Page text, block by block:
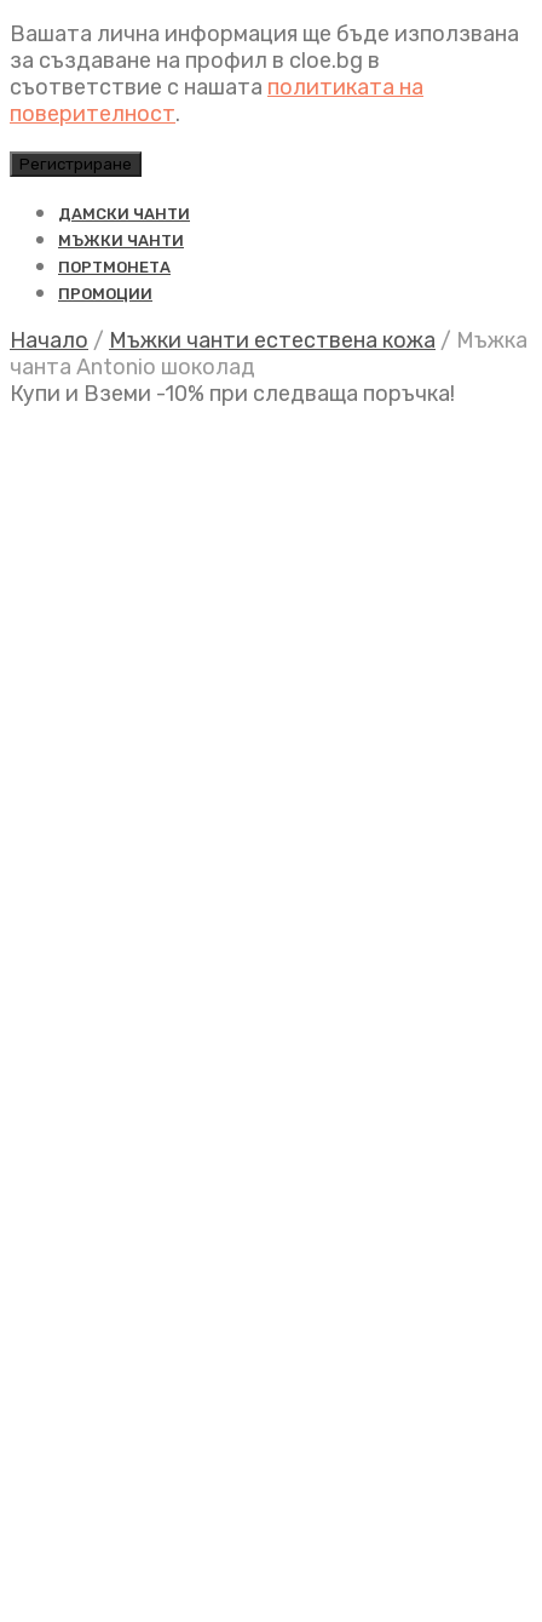
Вашата лична информация ще бъде използвана
за създаване на профил в cloe.bg в
съответствие с нашата политиката на
поверителност.
Регистриране
ДАМСКИ ЧАНТИ
МЪЖКИ ЧАНТИ
ПОРТМОНЕТА
ПРОМОЦИИ
Начало / Мъжки чанти естествена кожа / Мъжка
чанта Antonio шоколад
Купи и Вземи -10% при следваща поръчка!